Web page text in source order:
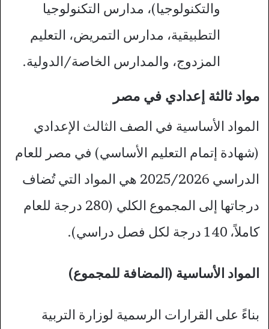
والتكنولوجيا)، مدارس التكنولوجيا
التطبيقية، مدارس التمريض، التعليم
المزدوج، والمدارس الخاصة/الدولية.
مواد ثالثة إعدادي في مصر
المواد الأساسية في الصف الثالث الإعدادي
(شهادة إتمام التعليم الأساسي) في مصر للعام
الدراسي 2025/2026 هي المواد التي تُضاف
درجاتها إلى المجموع الكلي (280 درجة للعام
كاملاً، 140 درجة لكل فصل دراسي).
المواد الأساسية (المضافة للمجموع)
بناءً على القرارات الرسمية لوزارة التربية